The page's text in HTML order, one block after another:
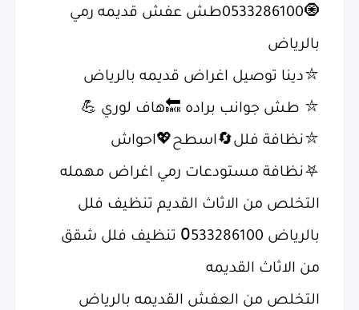
🧿0533286100طش عفش قديمه رمي
بالرياض
؜⛦دينا توصيل اغراض قديمه بالرياض
؜⛦ طش جوانب براده 🔙هاف لوري 💪
؜⛦نظافة فلل🔄اسطح💖احواش
؜⛧نظافة مستودعات رمي اغراض مهمله
؜التخلص من الاثاث القديم تنظيف فلل
بالرياض 0َ533286100 تنظيف فلل شقق
من الاثاث القديمه
؜التخلص من العفش القديمه بالرياض